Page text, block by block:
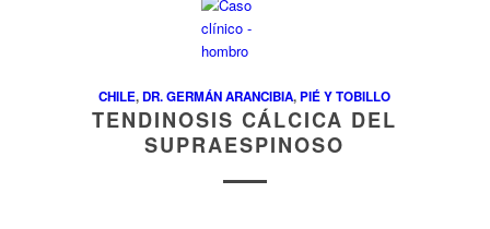
CHILE,DR. GERMÁN ARANCIBIA,PIÉ Y TOBILLO
TENDINOSIS CÁLCICA DEL
SUPRAESPINOSO